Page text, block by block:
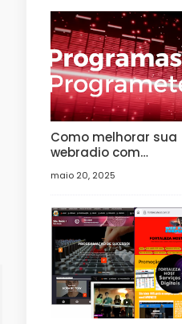
Como melhorar sua
webradio com
programas e
programetes
maio 20, 2025